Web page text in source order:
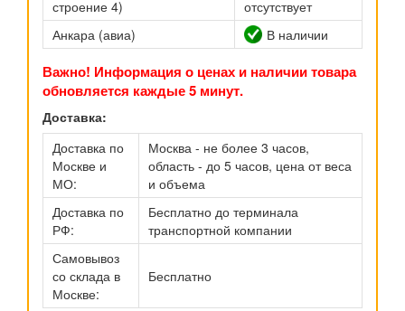
строение 4)
отсутствует
Анкара (авиа)
В наличии
Важно! Информация о ценах и наличии товара
обновляется каждые 5 минут.
Доставка:
Доставка по
Москве и
МО:
Москва - не более 3 часов,
область - до 5 часов, цена от веса
и объема
Доставка по
РФ:
Бесплатно до терминала
транспортной компании
Самовывоз
со склада в
Москве:
Бесплатно